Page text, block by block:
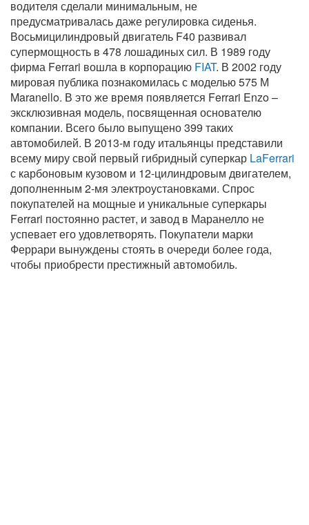
водителя сделали минимальным, не
предусматривалась даже регулировка сиденья.
Восьмицилиндровый двигатель F40 развивал
супермощность в 478 лошадиных сил. В 1989 году
фирма Ferrari вошла в корпорацию FIAT. В 2002 году
мировая публика познакомилась с моделью 575 М
Maranello. В это же время появляется Ferrari Enzo –
эксклюзивная модель, посвященная основателю
компании. Всего было выпущено 399 таких
автомобилей. В 2013-м году итальянцы представили
всему миру свой первый гибридный суперкар LaFerrari
с карбоновым кузовом и 12-цилиндровым двигателем,
дополненным 2-мя электроустановками. Спрос
покупателей на мощные и уникальные суперкары
Ferrari постоянно растет, и завод в Маранелло не
успевает его удовлетворять. Покупатели марки
Феррари вынуждены стоять в очереди более года,
чтобы приобрести престижный автомобиль.